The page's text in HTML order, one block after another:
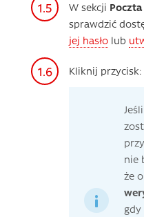
W sekcji Poczta
sprawdzić
jej hasło lub
Kliknij przycisk:
nie
że
gdy